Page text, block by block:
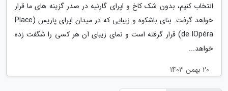
انتخاب کنیم، بدون شک کاخ و اپرای گارنیه در صدر گزینه های ما قرار
خواهد گرفت. بنای باشکوه و زیبایی که در میدان اپرای پاریس (Place
de lOpéra) قرار گرفته است و نمای زیبای آن هر کسی را شگفت زده
خواهد...
20 بهمن 1403